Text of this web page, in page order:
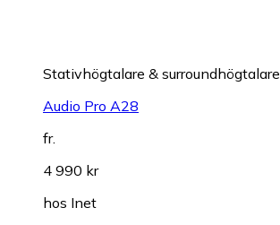
Stativhögtalare & surroundhögtalare
Audio Pro A28
fr.
4 990 kr
hos Inet